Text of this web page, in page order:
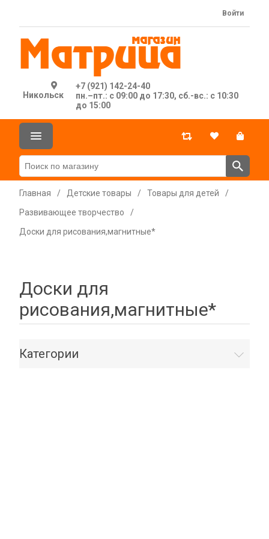
Никольск
+7 (921) 142-24-40
пн.–пт.: с 09:00 до 17:30, сб.-вс.: с 10:30
до 15:00
Войти
Главная / Детские товары / Товары для детей
/
Развивающее творчество
/
Доски для рисования,магнитные*
Доски для
рисования,магнитные*
Категории